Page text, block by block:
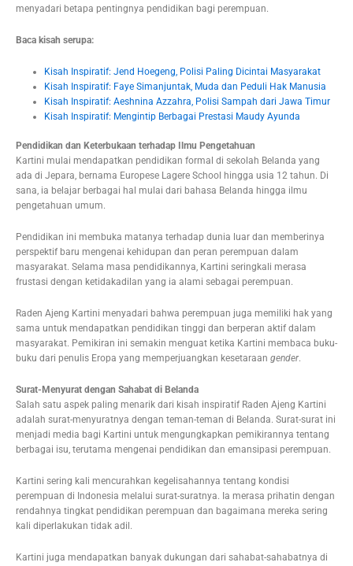
menyadari betapa pentingnya pendidikan bagi perempuan.
Baca kisah serupa:
Kisah Inspiratif: Jend Hoegeng, Polisi Paling Dicintai Masyarakat
Kisah Inspiratif: Faye Simanjuntak, Muda dan Peduli Hak Manusia
Kisah Inspiratif: Aeshnina Azzahra, Polisi Sampah dari Jawa Timur
Kisah Inspiratif: Mengintip Berbagai Prestasi Maudy Ayunda
Pendidikan dan Keterbukaan terhadap Ilmu Pengetahuan
Kartini mulai mendapatkan pendidikan formal di sekolah Belanda yang
ada di Jepara, bernama Europese Lagere School hingga usia 12 tahun. Di
sana, ia belajar berbagai hal mulai dari bahasa Belanda hingga ilmu
pengetahuan umum.
Pendidikan ini membuka matanya terhadap dunia luar dan memberinya
perspektif baru mengenai kehidupan dan peran perempuan dalam
masyarakat. Selama masa pendidikannya, Kartini seringkali merasa
frustasi dengan ketidakadilan yang ia alami sebagai perempuan.
Raden Ajeng Kartini menyadari bahwa perempuan juga memiliki hak yang
sama untuk mendapatkan pendidikan tinggi dan berperan aktif dalam
masyarakat. Pemikiran ini semakin menguat ketika Kartini membaca buku-
buku dari penulis Eropa yang memperjuangkan kesetaraan gender.
Surat-Menyurat dengan Sahabat di Belanda
Salah satu aspek paling menarik dari kisah inspiratif Raden Ajeng Kartini
adalah surat-menyuratnya dengan teman-teman di Belanda. Surat-surat ini
menjadi media bagi Kartini untuk mengungkapkan pemikirannya tentang
berbagai isu, terutama mengenai pendidikan dan emansipasi perempuan.
Kartini sering kali mencurahkan kegelisahannya tentang kondisi
perempuan di Indonesia melalui surat-suratnya. Ia merasa prihatin dengan
rendahnya tingkat pendidikan perempuan dan bagaimana mereka sering
kali diperlakukan tidak adil.
Kartini juga mendapatkan banyak dukungan dari sahabat-sahabatnya di